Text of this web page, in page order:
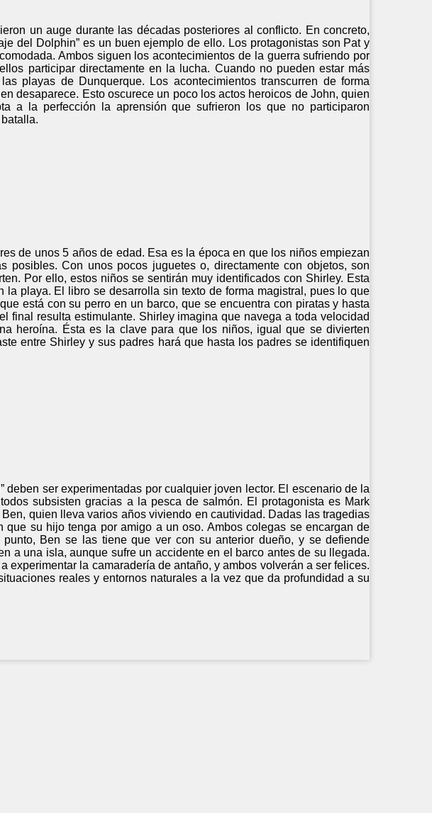
un auge durante las décadas posteriores al conflicto. En concreto,
del Dolphin” es un buen ejemplo de ello. Los protagonistas son Pat y
Ambos siguen los acontecimientos de la guerra sufriendo por
participar directamente en la lucha. Cuando no pueden estar más
playas de Dunquerque. Los acontecimientos transcurren de forma
desaparece. Esto oscurece un poco los actos heroicos de John, quien
a la perfección la aprensión que sufrieron los que no participaron
de unos 5 años de edad. Esa es la época en que los niños empiezan
posibles. Con unos pocos juguetes o, directamente con objetos, son
Por ello, estos niños se sentirán muy identificados con Shirley. Esta
playa. El libro se desarrolla sin texto de forma magistral, pues lo que
está con su perro en un barco, que se encuentra con piratas y hasta
final resulta estimulante. Shirley imagina que navega a toda velocidad
heroína. Ésta es la clave para que los niños, igual que se divierten
entre Shirley y sus padres hará que hasta los padres se identifiquen
deben ser experimentadas por cualquier joven lector. El escenario de la
subsisten gracias a la pesca de salmón. El protagonista es Mark
quien lleva varios años viviendo en cautividad. Dadas las tragedias
su hijo tenga por amigo a un oso. Ambos colegas se encargan de
Ben se las tiene que ver con su anterior dueño, y se defiende
a una isla, aunque sufre un accidente en el barco antes de su llegada.
experimentar la camaradería de antaño, y ambos volverán a ser felices.
reales y entornos naturales a la vez que da profundidad a su